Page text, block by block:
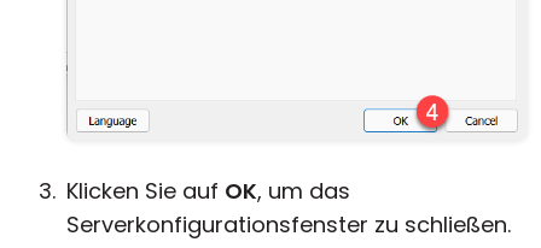
Klicken Sie auf OK, um das
Serverkonfigurationsfenster zu schließen.